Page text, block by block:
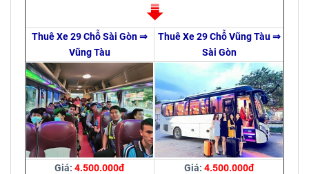
Thuê Xe 29 Chỗ Sài Gòn ⇒
Vũng Tàu
Thuê Xe 29 Chỗ Vũng Tàu ⇒
Sài Gòn
Giá: 4.500.000đ Giá: 4.500.000đ